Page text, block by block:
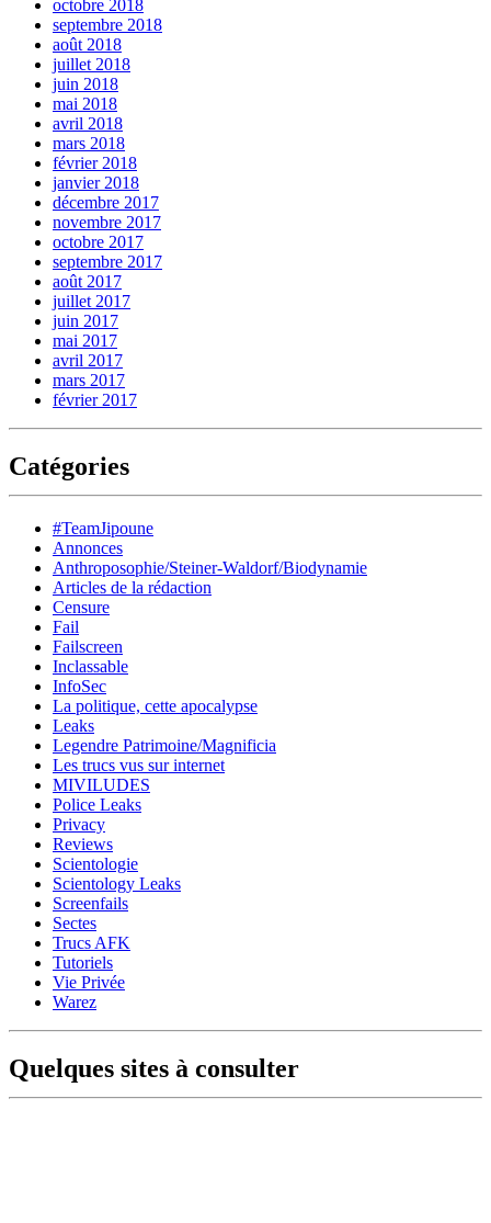
octobre 2018
septembre 2018
août 2018
juillet 2018
juin 2018
mai 2018
avril 2018
mars 2018
février 2018
janvier 2018
décembre 2017
novembre 2017
octobre 2017
septembre 2017
août 2017
juillet 2017
juin 2017
mai 2017
avril 2017
mars 2017
février 2017
Catégories
#TeamJipoune
Annonces
Anthroposophie/Steiner-Waldorf/Biodynamie
Articles de la rédaction
Censure
Fail
Failscreen
Inclassable
InfoSec
La politique, cette apocalypse
Leaks
Legendre Patrimoine/Magnificia
Les trucs vus sur internet
MIVILUDES
Police Leaks
Privacy
Reviews
Scientologie
Scientology Leaks
Screenfails
Sectes
Trucs AFK
Tutoriels
Vie Privée
Warez
Quelques sites à consulter